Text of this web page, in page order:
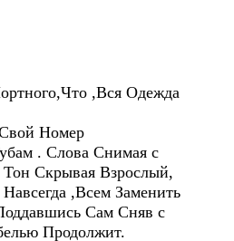
,Вся Одежда
Номер
. Слова Снимая с
Скрывая Взрослый,
,Всем Заменить
Сам Сняв с
Продолжит.